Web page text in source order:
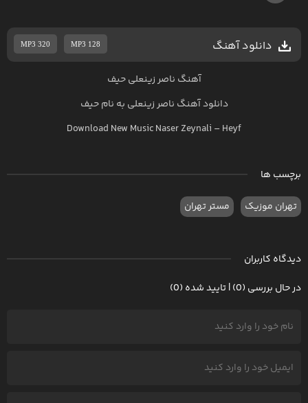
دانلود آهنگ MP3 320 MP3 128
آهنگ ناصر زینعلی حیف
دانلود آهنگ ناصر زینعلی به نامحیف
Download New MusicNaser Zeynali – Heyf
برچسب ها
تهران موزیک مستر تهران
دیدگاه کاربران
در حال بررسی (0) | تایید شده (0)